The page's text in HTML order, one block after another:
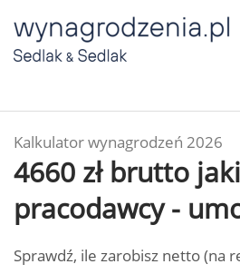
Kalkulator wynagrodzeń 2026
4660 zł brutto
pracodawcy -
Sprawdź, ile zarobisz netto (na